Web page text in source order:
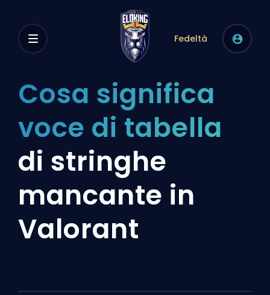
Fedeltà
Cosa significa
voce di tabella
di stringhe
mancante in
Valorant